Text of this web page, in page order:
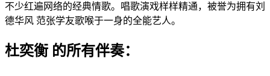
不少红遍网络的经典情歌。唱歌演戏样样精通，被誉为拥有刘
德华风 范张学友歌喉于一身的全能艺人。
杜奕衡 的所有伴奏：